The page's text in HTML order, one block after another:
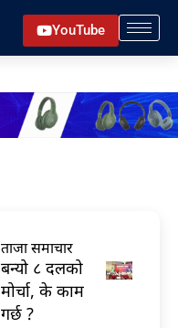
YouTube
ताजा समाचार
बन्यो ८ दलको
मोर्चा, के काम
गर्छ ?